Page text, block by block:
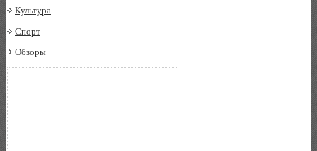
Культура
Спорт
Обзоры